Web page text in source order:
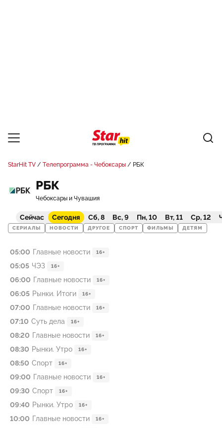
StarHit TV Телепрограмма - Чебоксары РБК
РБК
Чебоксары и Чувашия
Сейчас Сегодня Сб, 8 Вс, 9 Пн, 10 Вт, 11 Ср, 12
СЕРИАЛЫ НОВОСТИ ДРУГОЕ СПОРТ ФИЛЬМЫ ДЕТЯМ
05:00 Главные новости 16+
05:05 ЧЭЗ 16+
06:00 Главные новости 16+
06:05 Рынки. Итоги 16+
07:00 Главные новости 16+
07:10 Суть дела 16+
08:20 Главные новости 16+
08:30 Рынки. Утро 16+
08:50 Спорт 16+
09:00 Главные новости 16+
09:30 Спорт 16+
09:40 Рынки. Утро 16+
10:00 Главные новости 16+